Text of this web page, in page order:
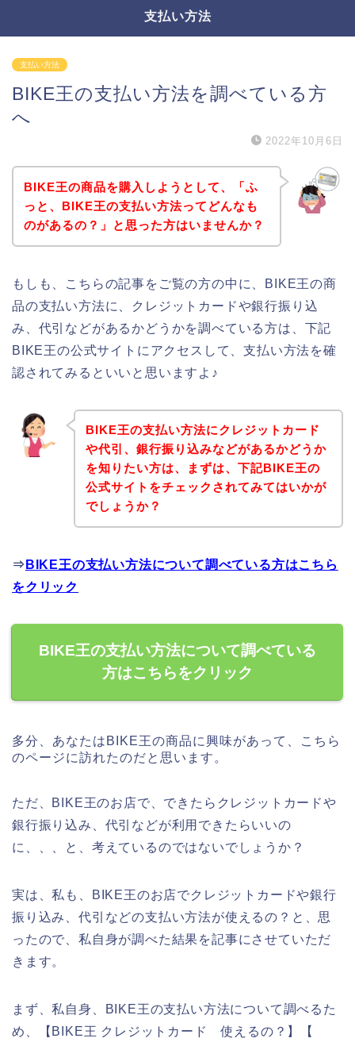
支払い方法
支払い方法
BIKE王の支払い方法を調べている方
へ
2022年10月6日
BIKE王の商品を購入しようとして、「ふ
っと、BIKE王の支払い方法ってどんなも
のがあるの？」と思った方はいませんか？
もしも、こちらの記事をご覧の方の中に、BIKE王の商
品の支払い方法に、クレジットカードや銀行振り込
み、代引などがあるかどうかを調べている方は、下記
BIKE王の公式サイトにアクセスして、支払い方法を確
認されてみるといいと思いますよ♪
BIKE王の支払い方法にクレジットカード
や代引、銀行振り込みなどがあるかどうか
を知りたい方は、まずは、下記BIKE王の
公式サイトをチェックされてみてはいかが
でしょうか？
⇒ BIKE王の支払い方法について調べている方はこちら
をクリック
BIKE王の支払い方法について調べている
方はこちらをクリック
多分、あなたはBIKE王の商品に興味があって、こちら
のページに訪れたのだと思います。
ただ、BIKE王のお店で、できたらクレジットカードや
銀行振り込み、代引などが利用できたらいいの
に、、、と、考えているのではないでしょうか？
実は、私も、BIKE王のお店でクレジットカードや銀行
振り込み、代引などの支払い方法が使えるの？と、思
ったので、私自身が調べた結果を記事にさせていただ
きます。
まず、私自身、BIKE王の支払い方法について調べるた
め、【BIKE王 クレジットカード 使えるの？】【